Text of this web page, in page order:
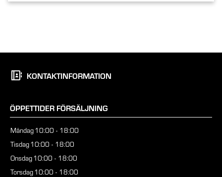
KONTAKTINFORMATION
ÖPPETTIDER FÖRSÄLJNING
Måndag10:00 - 18:00
Tisdag10:00 - 18:00
Onsdag10:00 - 18:00
Torsdag10:00 - 18:00